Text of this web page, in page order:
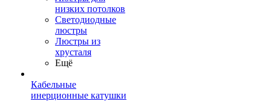
низких потолков
Cветодиодные
люстры
Люстры из
хрусталя
Ещё
Кабельные
инерционные катушки